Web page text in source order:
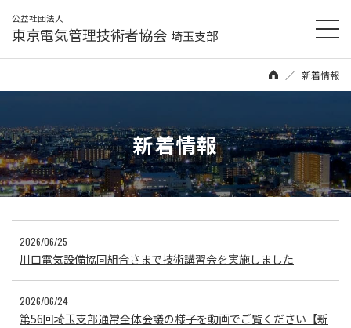
公益社団法人
東京電気管理技術者協会 埼玉支部
新着情報
新着情報
2026/06/25
川口電気設備協同組合さまで技術講習会を実施しました
2026/06/24
第56回埼玉支部通常全体会議の様子を動画でご覧ください【新